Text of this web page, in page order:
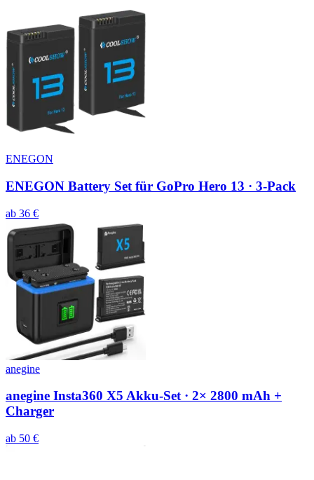
ENEGON
ENEGON Battery Set für GoPro Hero 13 · 3-Pack
ab 36 €
anegine
anegine Insta360 X5 Akku-Set · 2× 2800 mAh +
Charger
ab 50 €